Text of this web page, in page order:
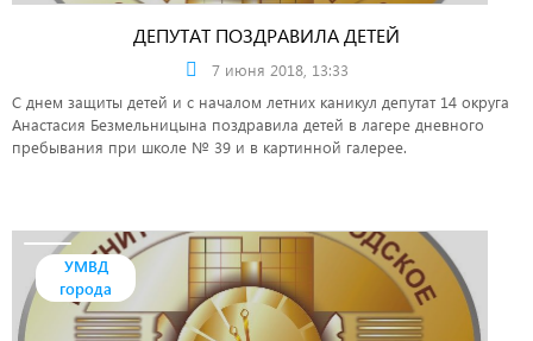
ДЕПУТАТ ПОЗДРАВИЛА ДЕТЕЙ
7 июня 2018, 13:33
С днем защиты детей и с началом летних каникул депутат 14 округа
Анастасия Безмельницына поздравила детей в лагере дневного
пребывания при школе № 39 и в картинной галерее.
УМВД
города